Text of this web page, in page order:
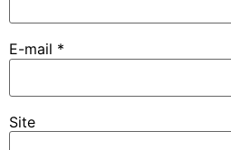
E-mail *
Site